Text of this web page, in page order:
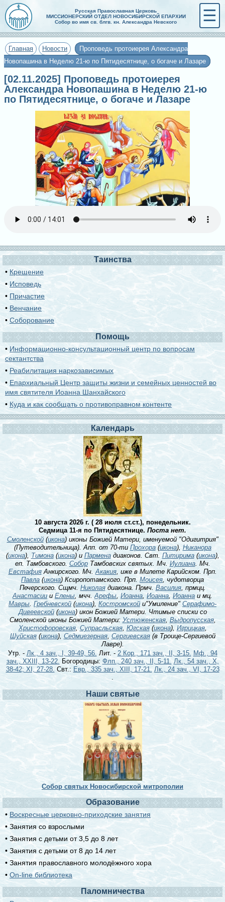
Русская Православная Церковь
МИССИОНЕРСКИЙ ОТДЕЛ НОВОСИБИРСКОЙ ЕПАРХИИ
Собор во имя св. блгв. кн. Александра Невского
☰
Главная Новости
Проповедь протоиерея Александра
Новопашина в Неделю 21-ю по Пятидесятнице, о богаче и Лазаре
[02.11.2025] Проповедь протоиерея
Александра Новопашина в Неделю 21-ю
по Пятидесятнице, о богаче и Лазаре
Таинства
• Крещение
• Исповедь
• Причастие
• Венчание
•Соборование
Помощь
• Информационно-консультационный центр по вопросам
сектантства
• Реабилитация наркозависимых
• Епархиальный Центр защиты жизни и семейных ценностей во
имя святителя Иоанна Шанхайского
• Куда и как сообщать о противоправном контенте
Календарь
10 августа 2026 г. ( 28 июля ст.ст.), понедельник.
Седмица 11-я по Пятидесятнице. Поста нет.
Смоленской(икона) иконы Божией Матери, именуемой "Одигитрия"
(Путеводительница). Апп. от 70-ти Прохора(икона), Никанора
(икона), Тимона(икона) и Парменадиаконов. Свт. Питирима(икона),
еп. Тамбовского. СоборТамбовских святых. Мч. Иулиана. Мч.
ЕвстафияАнкирского. Мч.Акакия, иже в Милете Карийском. Прп.
Павла (икона) Ксиропотамского. Прп. Моисея, чудотворца
Печерского. Сщмч. Николаядиакона. Прмч.Василия, прмцц.
Анастасиии Елены, мчч.Арефы, Иоанна,Иоанна, Иоанна и мц.
Мавры. Гребневской (икона), Костромской и"Умиление" Серафимо-
Дивеевской(икона) икон Божией Матери. Чтимые списки со
Смоленской иконы Божией Матери:Устюженская, Выдропусская,
Христофоровская, Супрасльская, Югская(икона), Игрицкая,
Шуйская(икона), Седмиезерная, Сергиевская(в Троице-Сергиевой
Лавре).
Утр. - Лк., 4 зач., I, 39-49, 56. Лит. - 2 Кор., 171 зач., II, 3-15. Мф., 94
зач., XXIII, 13-22. Богородицы: Флп., 240 зач., II, 5-11. Лк., 54 зач., X,
38-42; XI, 27-28. Свт.: Евр., 335 зач., XIII, 17-21. Лк., 24 зач., VI, 17-23
.
Наши святые
Собор святых Новосибирской митрополии
Образование
• Воскресные церковно-приходские занятия
• Занятия со взрослыми
• Занятия с детьми от 3,5 до 8 лет
• Занятия с детьми от 8 до 14 лет
• Занятия православного молодёжного хора
• On-line библиотека
Паломничества